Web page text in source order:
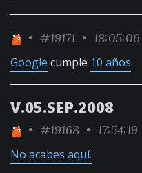
• #19171 •
Google cumple 10 años.
V.05.SEP.2008
• #19168 •
No acabes aquí.